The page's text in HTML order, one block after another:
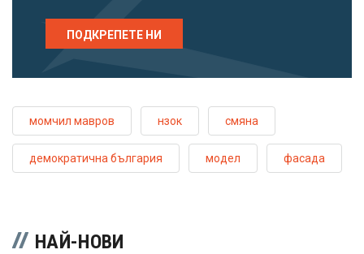
ПОДКРЕПЕТЕ НИ
момчил мавров нзок смяна
демократична българия модел фасада
НАЙ-НОВИ